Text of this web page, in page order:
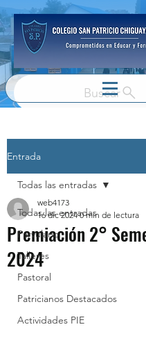
Buscar
Entrada
Todas las entradas
Parvulario
Talleres
Pastoral
Patricianos Destacados
Actividades PIE
Todas las entradas
Premiación 2°
2024
web4173
16 dic 2024 0 min de lectura